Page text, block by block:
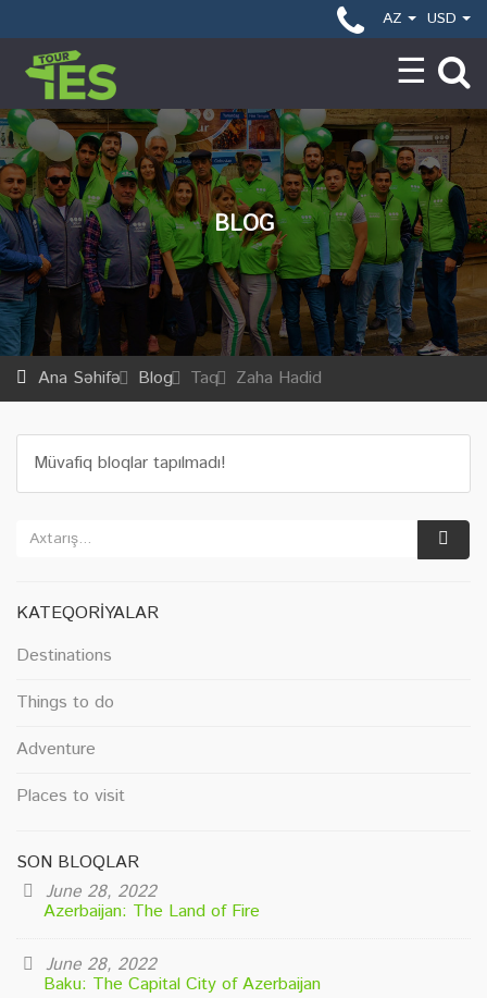
AZ USD
BLOG
Ana Səhifə Blog Taq Zaha Hadid
Müvafiq bloqlar tapılmadı!
KATEQORIYALAR
Destinations
Things to do
Adventure
Places to visit
SON BLOQLAR
June 28, 2022
Azerbaijan: The Land of Fire
June 28, 2022
Baku: The Capital City of Azerbaijan